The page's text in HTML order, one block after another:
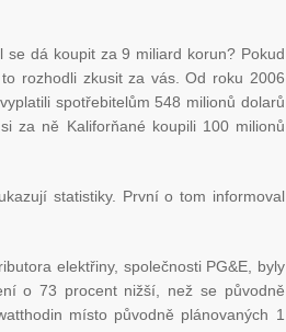
se dá koupit za 9 miliard korun? Pokud
rozhodli zkusit za vás. Od roku 2006
spotřebitelům 548 milionů dolarů
za ně Kaliforňané koupili 100 milionů
statistiky. První o tom informoval
elektřiny, společnosti PG&E, byly
o 73 procent nižší, než se původně
místo původně plánovaných 1